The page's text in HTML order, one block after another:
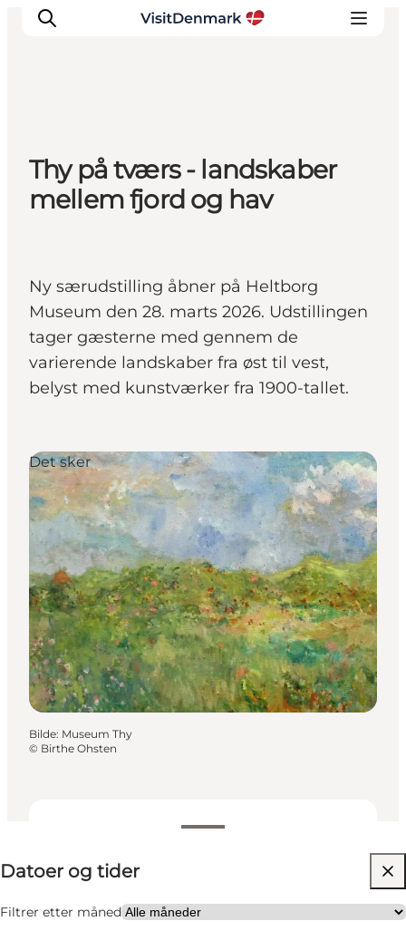
Inspirasjon
Reisemål
Aktiviteter
Thy på tværs - landskaber
mellem fjord og hav
Ny særudstilling åbner på Heltborg
Museum den 28. marts 2026. Udstillingen
tager gæsterne med gennem de
varierende landskaber fra øst til vest,
belyst med kunstværker fra 1900-tallet.
Datoer og tider
Filtrer etter måned
Besøk nettside
Det sker
Bilde: Museum Thy
© Birthe Ohsten